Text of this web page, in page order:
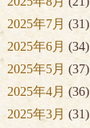
2025年7月 (31)
2025年6月 (34)
2025年5月 (37)
2025年4月 (36)
2025年3月 (31)